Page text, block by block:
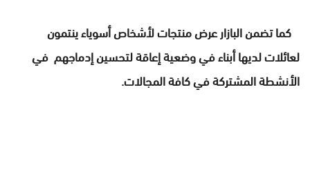
كما تضمن البازار عرض منتجات لأشخاص أسوياء ينتمون
لعائلات لديها أبناء في وضعية إعاقة لتحسين إدماجهم في
الأنشطة المشتركة في كافة المجالات.